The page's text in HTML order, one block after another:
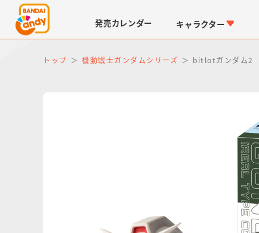
発売カレンダー キャラクター
仮面ライダーシリーズ
トップ 機動戦士ガンダムシリーズ bitlotガンダム2